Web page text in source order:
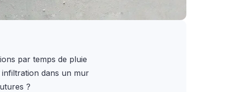
par temps de pluie
dans un mur
?